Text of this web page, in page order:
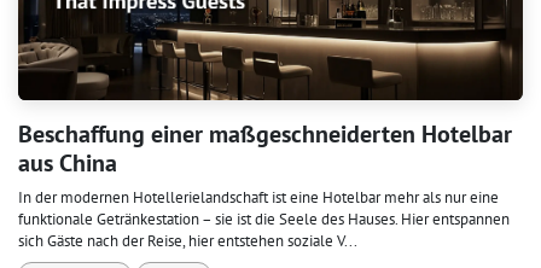
Beschaffung einer maßgeschneiderten Hotelbar
aus China
In der modernen Hotellerielandschaft ist eine Hotelbar mehr als nur eine
funktionale Getränkestation – sie ist die Seele des Hauses. Hier entspannen
sich Gäste nach der Reise, hier entstehen soziale V...